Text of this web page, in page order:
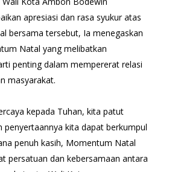
apresiasi dan rasa syukur atas
bersama tersebut, Ia menegaskan
Natal yang melibatkan
penting dalam mempererat relasi
masyarakat.
kepada Tuhan, kita patut
penyertaannya kita dapat berkumpul
penuh kasih, Momentum Natal
persatuan dan kebersamaan antara